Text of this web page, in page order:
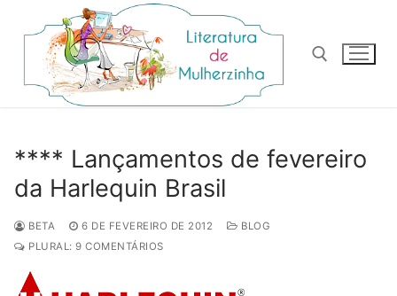
para
conteúdo
**** Lançamentos de fevereiro
da Harlequin Brasil
BETA 6 DE FEVEREIRO DE 2012
BLOG
PLURAL: 9 COMENTÁRIOS